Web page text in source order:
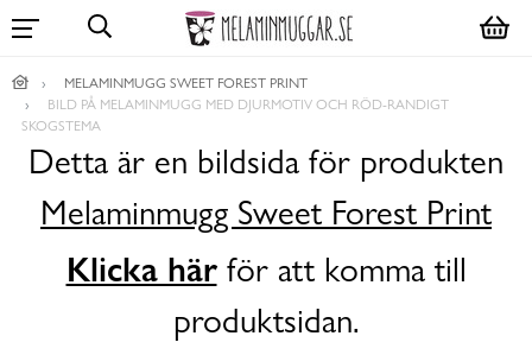
MELAMINMUGG SWEET FOREST PRINT
BILD PÅ MELAMINMUGG MED DJURMOTIV OCH RÖD-RANDIGT
SKOGSTEMA
Detta är en bildsida för produkten
Melaminmugg Sweet Forest Print
Klicka härför att komma till
produktsidan.